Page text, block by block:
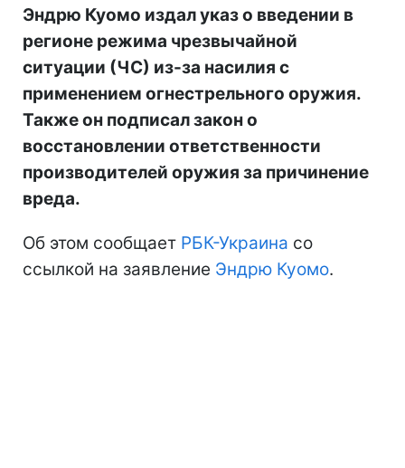
Эндрю Куомо издал указ о введении в
регионе режима чрезвычайной
ситуации (ЧС) из-за насилия с
применением огнестрельного оружия.
Также он подписал закон о
восстановлении ответственности
производителей оружия за причинение
вреда.
Об этом сообщает РБК-Украина со
ссылкой на заявление Эндрю Куомо.